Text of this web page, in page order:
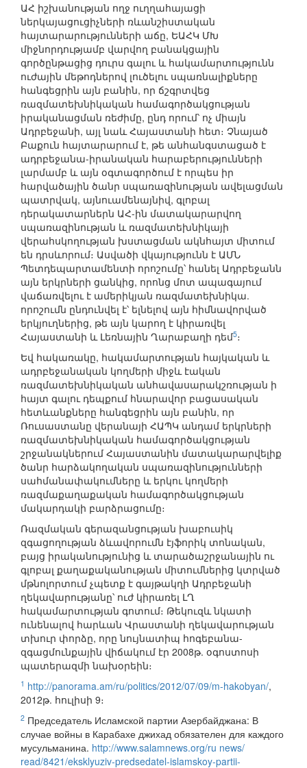
ԱՀ իշխանության ողջ ուղղահայացի
ներկայացուցիչների ռևանշիստական
հայտարարությունների աճը, ԵԱՀԿ ՄԽ
միջնորդությամբ վարվող բանակցային
գործընթացից դուրս գալու և հակամարտությունն
ուժային մեթոդներով լուծելու սպառնալիքները
հանգեցրին այն բանին, որ ճշգրտվեց
ռազմատեխնիկական համագործակցության
իրականացման ռեժիմը, ընդ որում՝ ոչ միայն
Ադրբեջանի, այլ նաև Հայաստանի հետ։ Չնայած
Բաքուն հայտարարում է, թե անհանգստացած է
ադրբեջանա-իրանական հարաբերությունների
լարմամբ և այն օգտագործում է որպես իր
հարվածային ծանր սպառազինության ավելացման
պատրվակ, այնուամենայնիվ, գլոբալ
դերակատարներն ԱՀ-ին մատակարարվող
սպառազինության և ռազմատեխնիկայի
վերահսկողության խստացման ակնհայտ միտում
են դրսևորում։ Ասվածի վկայությունն է ԱՄՆ
Պետդեպարտամենտի որոշումը՝ հանել Ադրբեջանն
այն երկրների ցանկից, որոնց մոտ ապագայում
վաճառվելու է ամերիկյան ռազմատեխնիկա.
որոշումն ընդունվել է՝ ելնելով այն հիմնավորված
երկյուղներից, թե այն կարող է կիրառվել
Հայաստանի և Լեռնային Ղարաբաղի դեմ5։
Եվ հակառակը, հակամարտության հայկական և
ադրբեջանական կողմերի միջև էական
ռազմատեխնիկական անհավասարակշռության ի
հայտ գալու դեպքում հնարավոր բացասական
հետևանքները հանգեցրին այն բանին, որ
Ռուսաստանը վերանայի ՀԱՊԿ անդամ երկրների
ռազմատեխնիկական համագործակցության
շրջանակներում Հայաստանին մատակարարվելիք
ծանր հարձակողական սպառազինությունների
սահմանափակումները և երկու կողմերի
ռազմաքաղաքական համագործակցության
մակարդակի բարձրացումը։
Ռազմական գերազանցության խաբուսիկ
զգացողության ձևավորումն էյֆորիկ տոնական,
բայց իրականությունից և տարածաշրջանային ու
գլոբալ քաղաքականության միտումներից կտրված
մթնոլորտում չպետք է գայթակղի Ադրբեջանի
ղեկավարությանը՝ ուժ կիրառել ԼՂ
հակամարտության գոտում։ Թեկուզև նկատի
ունենալով հարևան Վրաստանի ղեկավարության
տխուր փորձը, որը նույնատիպ հոգեբանա-
զգացմունքային վիճակում էր 2008թ. օգոստոսի
պատերազմի նախօրեին։
1 http://panorama.am/ru/politics/2012/07/09/m-hakobyan/,
2012թ. հուլիսի 9։
2 Председатель Исламской партии Азербайджана: В
случае войны в Карабахе джихад обязателен для каждого
мусульманина. http://www.salamnews.org/ru news/
read/8421/eksklyuziv-predsedatel-islamskoy-partii-